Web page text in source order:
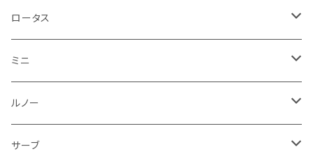
ポルシェ
ヒュンダイ
その他
マセラティ
ロールスロイス
ポルシェ
ヒュンダイ
ルノー
サーブ
フォルクスワーゲン
ボルボ
ブレーキランプ
外装系
タイヤ回り系
ホイール
泥除け
ガソリンタンク
フロントワイパー
ライト系
ウインカー
その他
リアバンパー
エンジン系
トランクマット
ライト系
ウインカー
ワイパー
ミラー
その他
ライト系
ブレーキランプ
ウインカー
トランクマット
ワイパー
フロアマット
ロータス
フロアマット
ミニ
フロアマット
ルノー
フロアマット
サーブ